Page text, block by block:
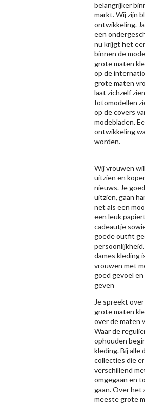
belangrijker
markt. Wij zijn
ontwikkeling.
een
nu krijgt het
binnen de
grote maten
op de
grote maten
laat zichzelf
fotomodellen
op de covers
modebladen.
ontwikkeling
worden.
Wij vrouwen
uitzien en
nieuws. Je
uitzien, gaan
net als een
een leuk
cadeautje
goede outfit
dames kleding
vrouwen met
goed gevoel
geven
Je spreekt
grote maten
over de maten
Waar de
ophouden
kleding. Bij alle
collecties die
verschillend
omgegaan en
gaan. Over het
meeste grote